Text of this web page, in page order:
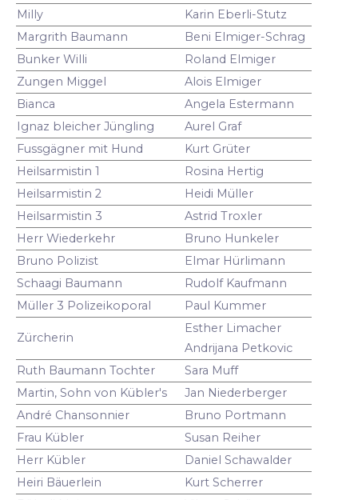
Milly
Karin Eberli-Stutz
Margrith Baumann
Beni Elmiger-Schrag
Bunker Willi
Roland Elmiger
Zungen Miggel
Alois Elmiger
Bianca
Angela Estermann
Ignaz bleicher Jüngling
Aurel Graf
Fussgägner mit Hund
Kurt Grüter
Heilsarmistin 1
Rosina Hertig
Heilsarmistin 2
Heidi Müller
Heilsarmistin 3
Astrid Troxler
Herr Wiederkehr
Bruno Hunkeler
Bruno Polizist
Elmar Hürlimann
Schaagi Baumann
Rudolf Kaufmann
Müller 3 Polizeikoporal
Paul Kummer
Zürcherin
Esther Limacher
Andrijana Petkovic
Ruth Baumann Tochter
Sara Muff
Martin, Sohn von Kübler's
Jan Niederberger
André Chansonnier
Bruno Portmann
Frau Kübler
Susan Reiher
Herr Kübler
Daniel Schawalder
Heiri Bäuerlein
Kurt Scherrer